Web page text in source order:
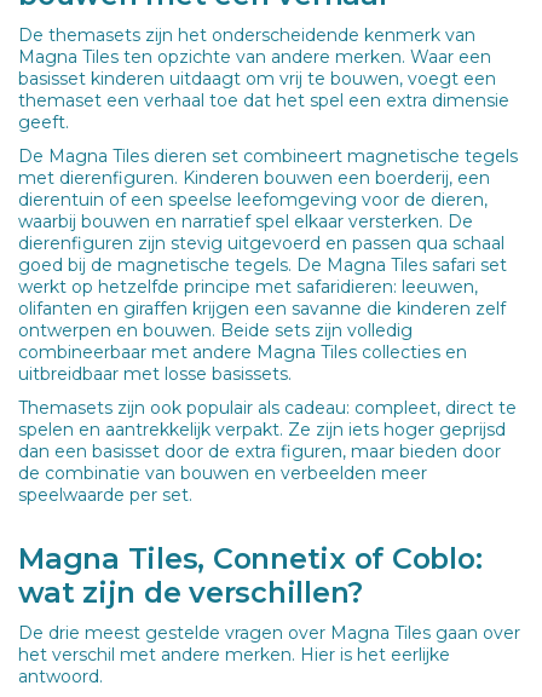
De themasets zijn het onderscheidende kenmerk van
Magna Tiles ten opzichte van andere merken. Waar een
basisset kinderen uitdaagt om vrij te bouwen, voegt een
themaset een verhaal toe dat het spel een extra dimensie
geeft.
De Magna Tiles dieren set combineert magnetische tegels
met dierenfiguren. Kinderen bouwen een boerderij, een
dierentuin of een speelse leefomgeving voor de dieren,
waarbij bouwen en narratief spel elkaar versterken. De
dierenfiguren zijn stevig uitgevoerd en passen qua schaal
goed bij de magnetische tegels. De Magna Tiles safari set
werkt op hetzelfde principe met safaridieren: leeuwen,
olifanten en giraffen krijgen een savanne die kinderen zelf
ontwerpen en bouwen. Beide sets zijn volledig
combineerbaar met andere Magna Tiles collecties en
uitbreidbaar met losse basissets.
Themasets zijn ook populair als cadeau: compleet, direct te
spelen en aantrekkelijk verpakt. Ze zijn iets hoger geprijsd
dan een basisset door de extra figuren, maar bieden door
de combinatie van bouwen en verbeelden meer
speelwaarde per set.
Magna Tiles, Connetix of Coblo:
wat zijn de verschillen?
De drie meest gestelde vragen over Magna Tiles gaan over
het verschil met andere merken. Hier is het eerlijke
antwoord.